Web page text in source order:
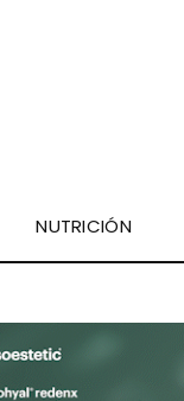
NUTRICIÓN